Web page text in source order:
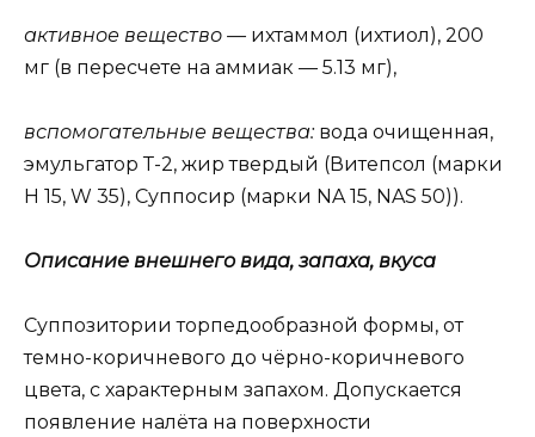
активное вещество — ихтаммол (ихтиол), 200
мг (в пересчете на аммиак — 5.13 мг),
вспомогательные вещества:вода очищенная,
эмульгатор Т-2, жир твердый (Витепсол (марки
Н 15, W 35), Суппосир (марки NA 15, NAS 50)).
Описание внешнего вида, запаха, вкуса
Суппозитории торпедообразной формы, от
темно-коричневого до чёрно-коричневого
цвета, с характерным запахом. Допускается
появление налёта на поверхности